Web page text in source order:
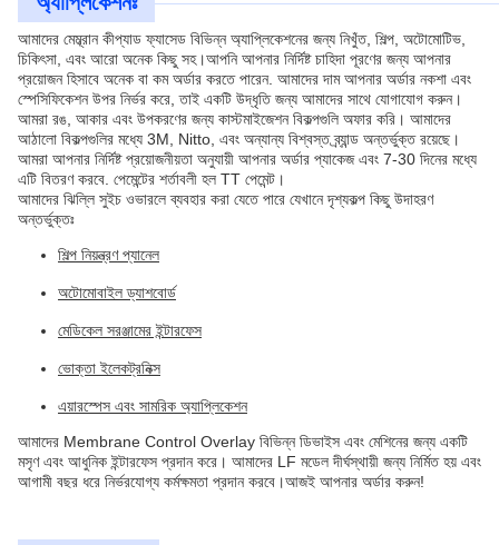
আমাদের মেম্ব্রান কীপ্যাড ফ্যাসেড বিভিন্ন অ্যাপ্লিকেশনের জন্য নিখুঁত, শিল্প, অটোমোটিভ,
চিকিৎসা, এবং আরো অনেক কিছু সহ।আপনি আপনার নির্দিষ্ট চাহিদা পূরণের জন্য আপনার
প্রয়োজন হিসাবে অনেক বা কম অর্ডার করতে পারেন. আমাদের দাম আপনার অর্ডার নকশা এবং
স্পেসিফিকেশন উপর নির্ভর করে, তাই একটি উদ্ধৃতি জন্য আমাদের সাথে যোগাযোগ করুন।
আমরা রঙ, আকার এবং উপকরণের জন্য কাস্টমাইজেশন বিকল্পগুলি অফার করি। আমাদের
আঠালো বিকল্পগুলির মধ্যে 3M, Nitto, এবং অন্যান্য বিশ্বস্ত ব্র্যান্ড অন্তর্ভুক্ত রয়েছে।
আমরা আপনার নির্দিষ্ট প্রয়োজনীয়তা অনুযায়ী আপনার অর্ডার প্যাকেজ এবং 7-30 দিনের মধ্যে
এটি বিতরণ করবে. পেমেন্টের শর্তাবলী হল TT পেমেন্ট।
আমাদের ঝিল্লি সুইচ ওভারলে ব্যবহার করা যেতে পারে যেখানে দৃশ্যকল্প কিছু উদাহরণ
অন্তর্ভুক্তঃ
শিল্প নিয়ন্ত্রণ প্যানেল
অটোমোবাইল ড্যাশবোর্ড
মেডিকেল সরঞ্জামের ইন্টারফেস
ভোক্তা ইলেকট্রনিক্স
এয়ারস্পেস এবং সামরিক অ্যাপ্লিকেশন
আমাদের Membrane Control Overlay বিভিন্ন ডিভাইস এবং মেশিনের জন্য একটি
মসৃণ এবং আধুনিক ইন্টারফেস প্রদান করে। আমাদের LF মডেল দীর্ঘস্থায়ী জন্য নির্মিত হয় এবং
আগামী বছর ধরে নির্ভরযোগ্য কর্মক্ষমতা প্রদান করবে।আজই আপনার অর্ডার করুন!